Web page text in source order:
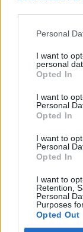
Personal
I want to
personal
Opted In
I want to
Personal
Opted In
I want to
Personal
Opted In
I want to
Retention,
Personal
Purposes
Opted Out
Érdekelnek
KAPCSOLÓDÓ
Akkumulátor